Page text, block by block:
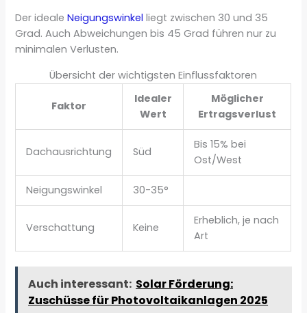
Der idealeNeigungswinkel liegt zwischen 30 und 35
Grad. Auch Abweichungen bis 45 Grad führen nur zu
minimalen Verlusten.
Übersicht der wichtigsten Einflussfaktoren
Faktor
Idealer
Wert
Möglicher
Ertragsverlust
Dachausrichtung Süd
Bis 15% bei
Ost/West
Neigungswinkel 30-35°
Verschattung Keine
Erheblich, je nach
Art
Auch interessant: Solar Förderung:
Zuschüsse für Photovoltaikanlagen 2025